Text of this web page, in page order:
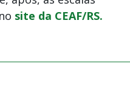
site da CEAF/RS.